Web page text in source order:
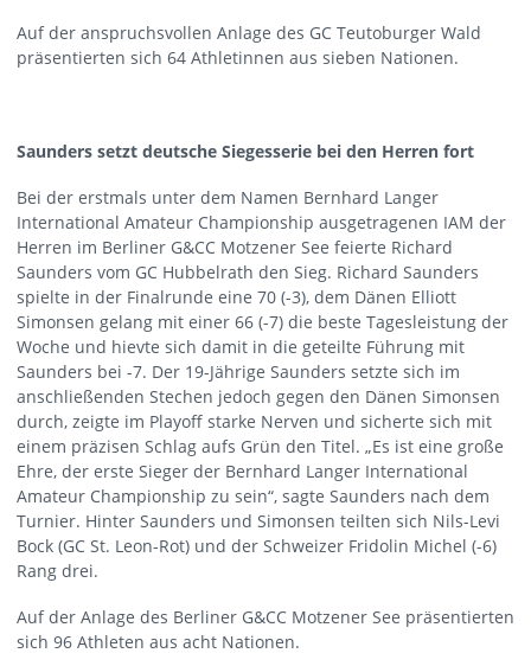
Auf der anspruchsvollen Anlage des GC Teutoburger Wald
präsentierten sich 64 Athletinnen aus sieben Nationen.
Saunders setzt deutsche Siegesserie bei den Herren fort
Bei der erstmals unter dem Namen Bernhard Langer
International Amateur Championship ausgetragenen IAM der
Herren im Berliner G&CC Motzener See feierte Richard
Saunders vom GC Hubbelrath den Sieg. Richard Saunders
spielte in der Finalrunde eine 70 (-3), dem Dänen Elliott
Simonsen gelang mit einer 66 (-7) die beste Tagesleistung der
Woche und hievte sich damit in die geteilte Führung mit
Saunders bei -7. Der 19-Jährige Saunders setzte sich im
anschließenden Stechen jedoch gegen den Dänen Simonsen
durch, zeigte im Playoff starke Nerven und sicherte sich mit
einem präzisen Schlag aufs Grün den Titel. „Es ist eine große
Ehre, der erste Sieger der Bernhard Langer International
Amateur Championship zu sein“, sagte Saunders nach dem
Turnier. Hinter Saunders und Simonsen teilten sich Nils-Levi
Bock (GC St. Leon-Rot) und der Schweizer Fridolin Michel (-6)
Rang drei.
Auf der Anlage des Berliner G&CC Motzener See präsentierten
sich 96 Athleten aus acht Nationen.